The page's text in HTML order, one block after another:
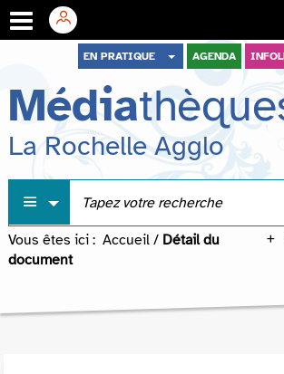
menu
contenu
recherche
EN PRATIQUE AGENDA
Média
La Rochelle Agglo
Vous êtes ici : Accueil / Détail du
document